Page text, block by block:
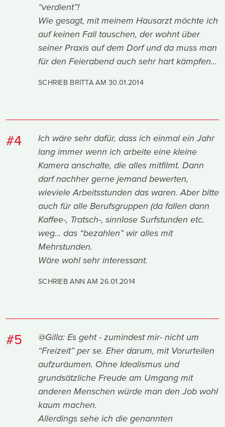
“verdient”!
Wie gesagt, mit meinem Hausarzt möchte ich
auf keinen Fall tauschen, der wohnt über
seiner Praxis auf dem Dorf und da muss man
für den Feierabend auch sehr hart kämpfen…
SCHRIEB BRITTA AM30.01.2014
#4
Ich wäre sehr dafür, dass ich einmal ein Jahr
lang immer wenn ich arbeite eine kleine
Kamera anschalte, die alles mitfilmt. Dann
darf nachher gerne jemand bewerten,
wieviele Arbeitsstunden das waren. Aber bitte
auch für alle Berufsgruppen (da fallen dann
Kaffee-, Tratsch-, sinnlose Surfstunden etc.
weg… das “bezahlen” wir alles mit
Mehrstunden.
Wäre wohl sehr interessant.
SCHRIEB ANN AM26.01.2014
#5
@Gilla: Es geht - zumindest mir- nicht um
“Freizeit” per se. Eher darum, mit Vorurteilen
aufzuräumen. Ohne Idealismus und
grundsätzliche Freude am Umgang mit
anderen Menschen würde man den Job wohl
kaum machen.
Allerdings sehe ich die genannten